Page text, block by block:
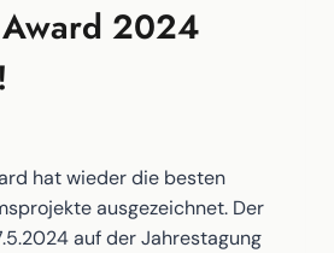
2024
hat wieder die besten
ausgezeichnet. Der
auf der Jahrestagung